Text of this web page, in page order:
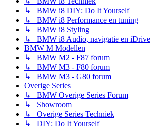
↳ BMW i8 DIY: Do It Yourself
↳ BMW i8 Performance en tuning
↳ BMW i8 Styling
↳ BMW i8 Audio, navigatie en iDrive
BMW M Modellen
↳ BMW M2 - F87 forum
↳ BMW M3 - F80 forum
↳ BMW M3 - G80 forum
Overige Series
↳ BMW Overige Series Forum
↳ Showroom
↳ Overige Series Techniek
↳ DIY: Do It Yourself